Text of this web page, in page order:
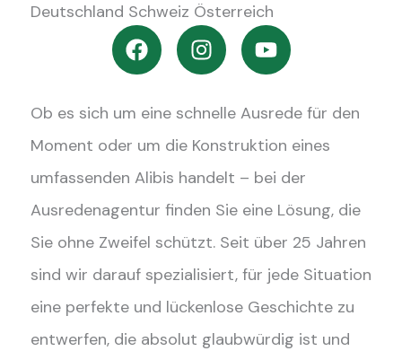
Deutschland Schweiz Österreich
F
a
c
e
b
o
o
k
I
n
s
t
a
g
r
a
m
Y
o
u
t
u
b
e
Ob es sich um eine schnelle Ausrede für den
Moment oder um die Konstruktion eines
umfassenden Alibis handelt – bei der
Ausredenagentur finden Sie eine Lösung, die
Sie ohne Zweifel schützt. Seit über 25 Jahren
sind wir darauf spezialisiert, für jede Situation
eine perfekte und lückenlose Geschichte zu
entwerfen, die absolut glaubwürdig ist und